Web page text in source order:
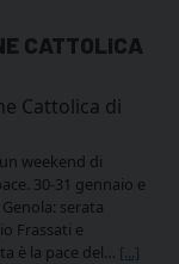
CATTOLICA
Cattolica di
weekend di
30-31 gennaio e
serata
Frassati e
è la pace del… [...]